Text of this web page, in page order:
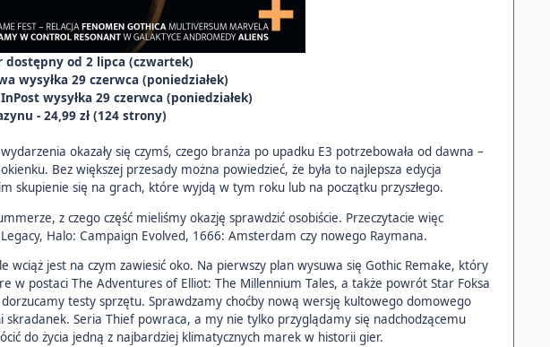
dostępny od 2 lipca (czwartek)
wysyłka 29 czerwca (poniedziałek)
wysyłka 29 czerwca (poniedziałek)
- 24,99 zł (124 strony)
okazały się czymś, czego branża po upadku E3 potrzebowała od dawna –
Bez większej przesady można powiedzieć, że była to najlepsza edycja
skupienie się na grach, które wyjdą w tym roku lub na początku przyszłego.
z czego część mieliśmy okazję sprawdzić osobiście. Przeczytacie więc
Halo: Campaign Evolved, 1666: Amsterdam czy nowego Raymana.
jest na czym zawiesić oko. Na pierwszy plan wysuwa się Gothic Remake, który
w postaci The Adventures of Elliot: The Millennium Tales, a także powrót Star Foksa
testy sprzętu. Sprawdzamy choćby nową wersję kultowego domowego
Seria Thief powraca, a my nie tylko przyglądamy się nadchodzącemu
do życia jedną z najbardziej klimatycznych marek w historii gier.